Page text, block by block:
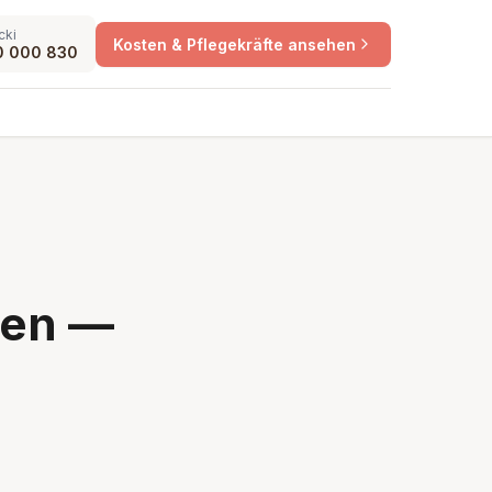
000 830 Kosten & Pflegekräfte ansehen
—